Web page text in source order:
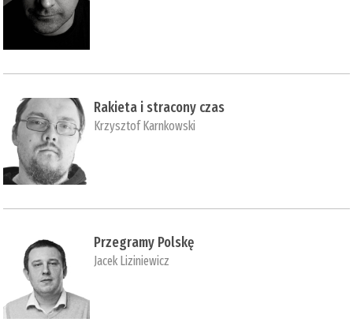
Rakieta i stracony czas
Krzysztof Karnkowski
Przegramy Polskę
Jacek Liziniewicz